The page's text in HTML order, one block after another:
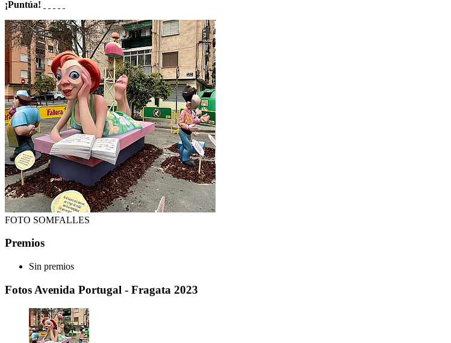
¡Puntúa!
FOTO SOMFALLES
Premios
Sin premios
Fotos Avenida Portugal - Fragata 2023